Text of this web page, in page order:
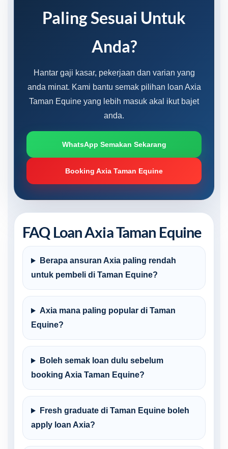
Paling Sesuai Untuk
Anda?
Hantar gaji kasar, pekerjaan dan varian yang
anda minat. Kami bantu semak pilihan loan Axia
Taman Equine yang lebih masuk akal ikut bajet
anda.
WhatsApp Semakan Sekarang
Booking Axia Taman Equine
FAQ Loan Axia Taman Equine
Berapa ansuran Axia paling rendah
untuk pembeli di Taman Equine?
Axia mana paling popular di Taman
Equine?
Boleh semak loan dulu sebelum
booking Axia Taman Equine?
Fresh graduate di Taman Equine boleh
apply loan Axia?